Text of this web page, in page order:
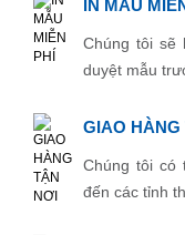
IN MẪU
Chúng tôi sẽ
duyệt mẫu
GIAO HÀNG
Chúng tôi có
đến các tỉnh